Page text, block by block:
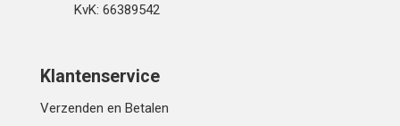
KvK: 66389542
Klantenservice
Verzenden en Betalen